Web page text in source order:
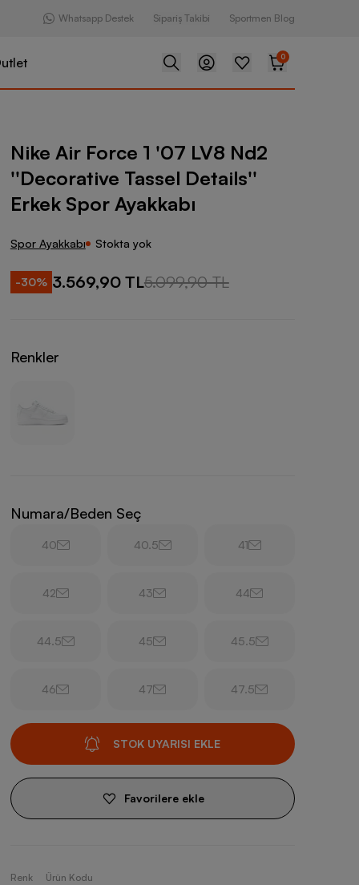
Whatsapp Destek Sipariş Takibi Sportmen Blog
0
1 '07 LV8 Nd2 ''Decorative Tassel Details'' Erkek Spor Ayakkabı
Nike Air Force 1 '07 LV8 Nd2
''Decorative Tassel Details''
Erkek Spor Ayakkabı
Spor Ayakkabı Stokta yok
-30% 3.569,90 TL5.099,90 TL
Renkler
Numara/Beden Seç
40 40.5 41
42 43 44
44.5 45 45.5
46 47 47.5
STOK UYARISI EKLE
Favorilere ekle
Renk Ürün Kodu